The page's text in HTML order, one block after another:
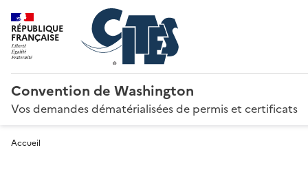
RÉPUBLIQUE
FRANÇAISE
Convention de Washington
Vos demandes dématérialisées de permis et certificats
Accueil